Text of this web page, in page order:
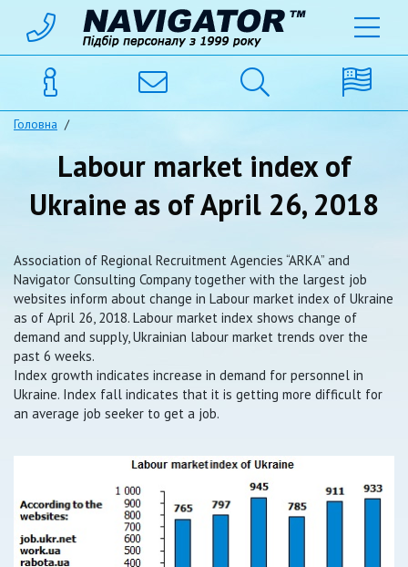
Головна /
Labour market index of
Ukraine as of April 26, 2018
Association of Regional Recruitment Agencies “ARKA” and
Navigator Consulting Company together with the largest job
websites inform about change in Labour market index of Ukraine
as of April 26, 2018. Labour market index shows change of
demand and supply, Ukrainian labour market trends over the
past 6 weeks.
Index growth indicates increase in demand for personnel in
Ukraine. Index fall indicates that it is getting more difficult for
an average job seeker to get a job.